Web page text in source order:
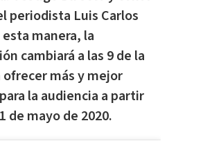
periodista Luis Carlos
manera, la
cambiará a las 9 de la
ofrecer más y mejor
la audiencia a partir
de mayo de 2020.